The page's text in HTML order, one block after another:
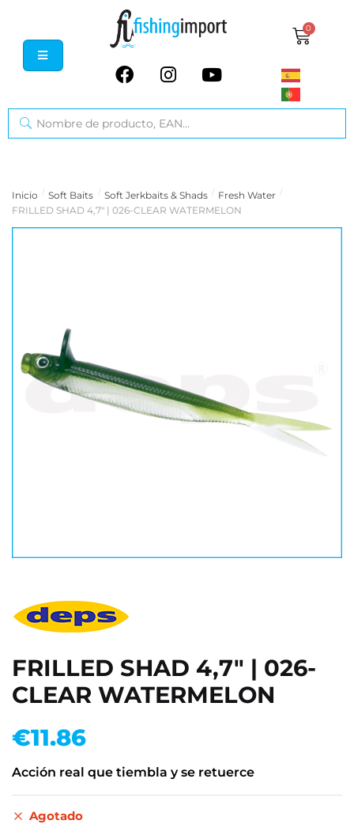
0
Inicio / Soft Baits / Soft Jerkbaits & Shads / Fresh Water /
FRILLED SHAD 4,7" | 026-CLEAR WATERMELON
FRILLED SHAD 4,7" | 026-
CLEAR WATERMELON
€11.86
Acción real que tiembla y se retuerce
Agotado